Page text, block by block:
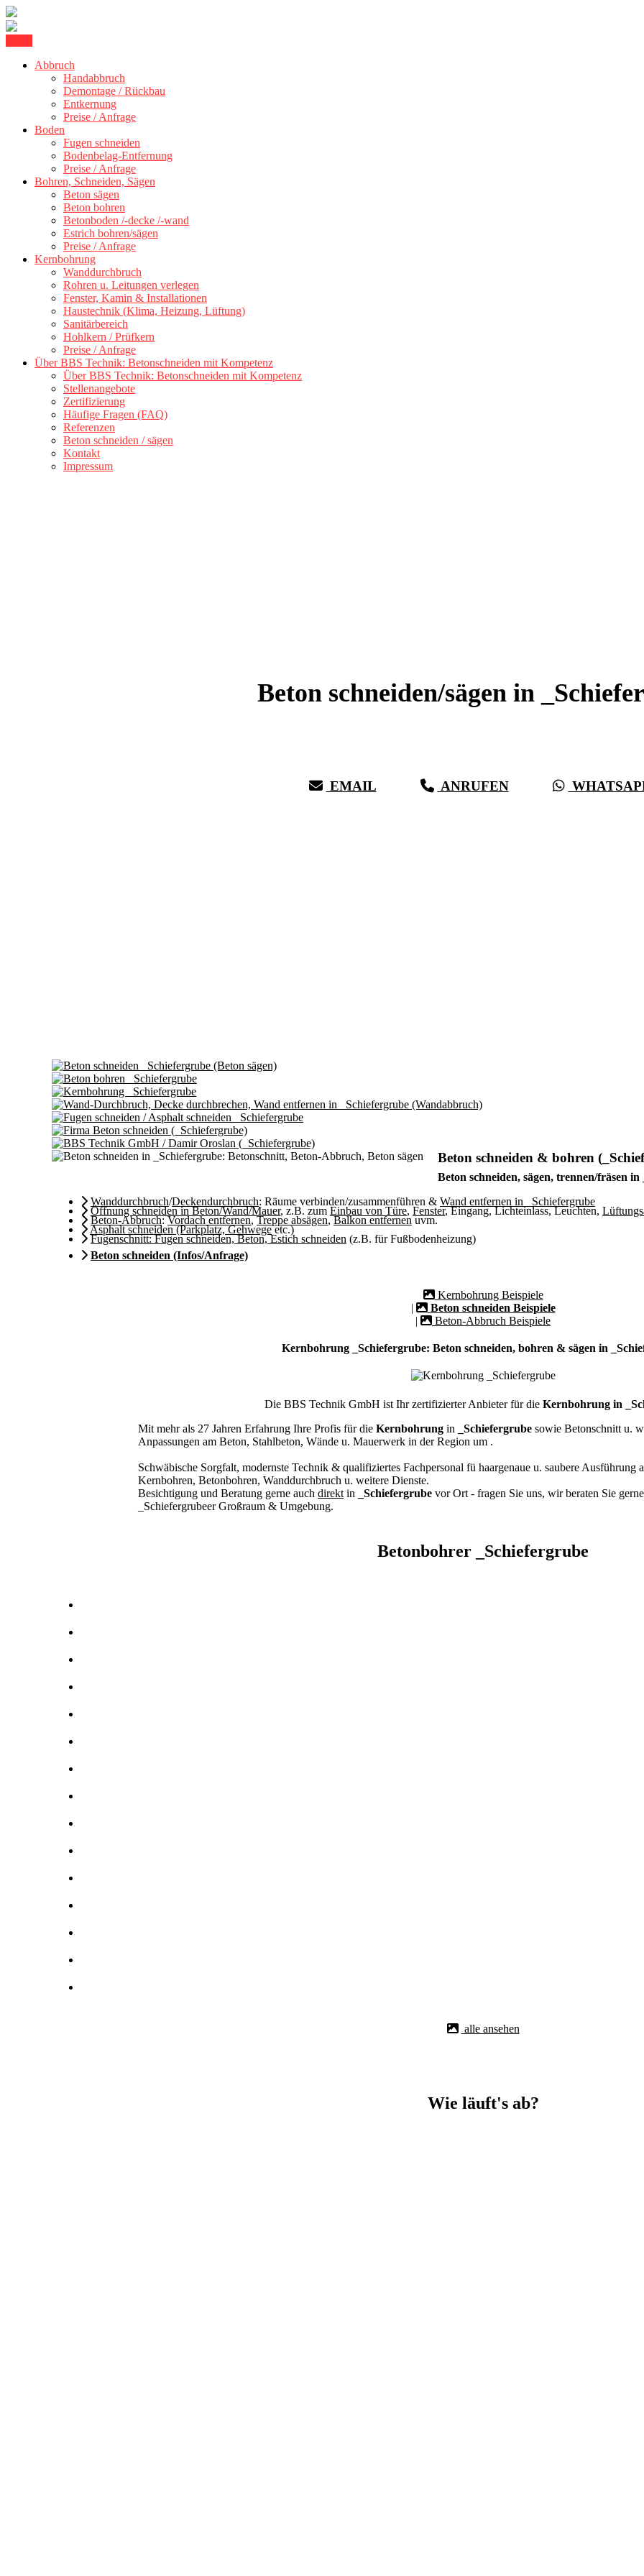
content
BBS Technik GmbH
Abbruch
Handabbruch
Demontage / Rückbau
Entkernung
Preise / Anfrage
Boden
Fugen schneiden
Bodenbelag-Entfernung
Preise / Anfrage
Bohren, Schneiden, Sägen
Beton sägen
Beton bohren
Betonboden /-decke /-wand
Estrich bohren/sägen
Preise / Anfrage
Kernbohrung
Wanddurchbruch
Rohren u. Leitungen verlegen
Fenster, Kamin & Installationen
Haustechnik (Klima, Heizung, Lüftung)
Sanitärbereich
Hohlkern / Prüfkern
Preise / Anfrage
Über BBS Technik: Betonschneiden mit Kompetenz
Über BBS Technik: Betonschneiden mit Kompetenz
Stellenangebote
Zertifizierung
Häufige Fragen (FAQ)
Referenzen
Beton schneiden / sägen
Kontakt
Impressum
Beton schneiden/sägen in
EMAIL ANRUFEN
Beton schneiden & bohren
Beton schneiden, sägen, trennen/fräsen
Wanddurchbruch/Deckendurchbruch: Räume verbinden/zusammenführen & Wand entfernen in _Schiefergrube
Öffnung schneiden in Beton/Wand/Mauer, z.B. zum Einbau von Türe, Fenster, Eingang, Lichteinlass, Leuchten,
Beton-Abbruch:Vordach entfernen,Treppe absägen,Balkon entfernenuvm.
Asphalt schneiden (Parkplatz, Gehwegeetc.)
Fugenschnitt: Fugen schneiden, Beton, Estich schneiden (z.B. für Fußbodenheizung)
Beton schneiden (Infos/Anfrage)
Kernbohrung Beispiele
|
Beton schneiden Beispiele
|
Beton-Abbruch Beispiele
Kernbohrung _Schiefergrube: Beton schneiden, bohren & sägen in
Die BBS Technik GmbH ist Ihr zertifizierter Anbieter für die Kernbohrung in
Mit mehr als 27 Jahren Erfahrung Ihre Profis für die Kernbohrung in _Schiefergrube sowie Betonschnitt u.
Anpassungen am Beton, Stahlbeton, Wände u. Mauerwerk in der Region um .
Schwäbische Sorgfalt, modernste Technik & qualifiziertes Fachpersonal fü haargenaue u. saubere Ausführung
Kernbohren, Betonbohren, Wanddurchbruch u. weitere Dienste.
Besichtigung und Beratung gerne auch direkt in _Schiefergrube vor Ort - fragen Sie uns, wir beraten Sie
_Schiefergrubeer Großraum & Umgebung.
Betonbohrer _Schiefergrube
alle ansehen
Wie läuft's ab?